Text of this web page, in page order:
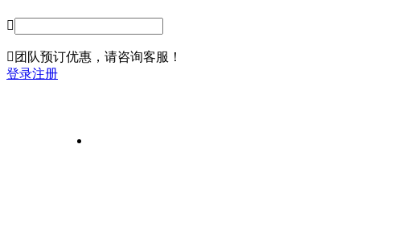

 团队预订优惠，请咨询客服！
登录注册